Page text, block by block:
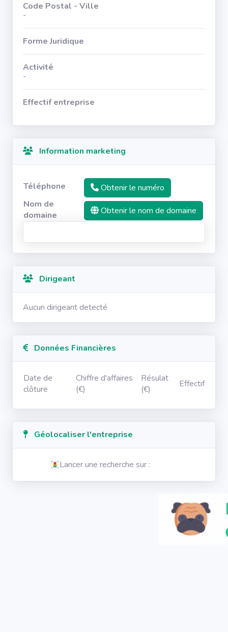
Code Postal - Ville
-
Forme Juridique
Activité
-
Effectif entreprise
Information marketing
Téléphone
Obtenir le numéro
Nom de
domaine
Obtenir le nom de domaine
Dirigeant
Aucun dirigeant detecté
Données Financières
Date de
clôture
Chiffre d'affaires
(€)
Résulat
(€)
Effectif
Géolocaliser l'entreprise
Lancer une recherche sur :